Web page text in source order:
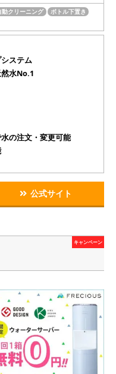
動クリーニング
ボトル下置き
ステム
水No.1
の注文・変更可能
公式サイト
キャンペーン